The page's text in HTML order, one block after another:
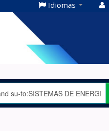
Idiomas